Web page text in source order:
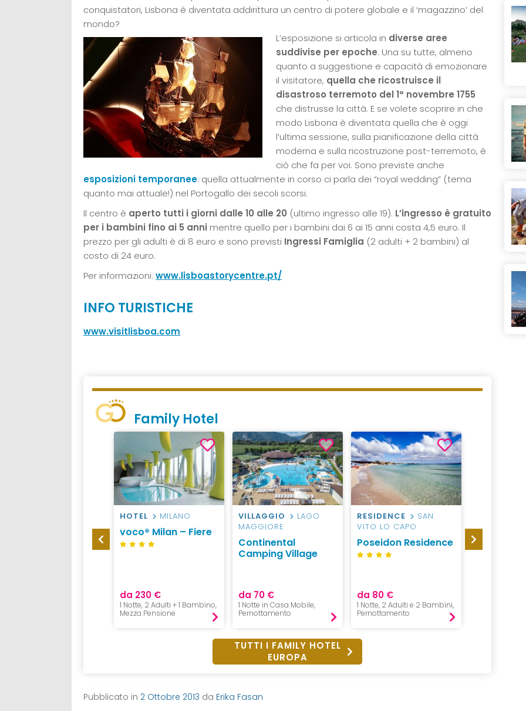
conquistatori, Lisbona è diventata addirittura un centro di potere globale e il ‘magazzino’ del
mondo?
L’esposizione si articola in diverse aree
suddivise per epoche. Una su tutte, almeno
quanto a suggestione e capacità di emozionare
il visitatore, quella che ricostruisce il
disastroso terremoto del 1° novembre 1755
che distrusse la città. E se volete scoprire in che
modo Lisbona è diventata quella che è oggi
l’ultima sessione, sulla pianificazione della città
moderna e sulla ricostruzione post-terremoto, è
ciò che fa per voi. Sono previste anche
esposizioni temporanee: quella attualmente in corso ci parla dei “royal wedding” (tema
quanto mai attuale!) nel Portogallo dei secoli scorsi.
Il centro è aperto tutti i giorni dalle 10 alle 20 (ultimo ingresso alle 19). L’ingresso è gratuito
per i bambini fino ai 5 anni mentre quello per i bambini dai 6 ai 15 anni costa 4,5 euro. Il
prezzo per gli adulti è di 8 euro e sono previsti Ingressi Famiglia (2 adulti + 2 bambini) al
costo di 24 euro.
Per informazioni: www.lisboastorycentre.pt/
INFO TURISTICHE
www.visitlisboa.com
Family Hotel
HOTEL MILANO
voco® Milan – Fiere
da 230 €
1 Notte, 2 Adulti + 1 Bambino,
Mezza Pensione
VILLAGGIO
LAGO
MAGGIORE
Continental
Camping Village
da 70 €
1 Notte in Casa Mobile,
Pernottamento
RESIDENCE
SAN
VITO LO CAPO
Poseidon Residence
da 80 €
1 Notte, 2 Adulti e 2 Bambini,
Pernottamento
DINTORNI
Hotel
(Schenna
TUTTI I FAMILY HOTEL
EUROPA
Pubblicato in 2 Ottobre 2013 da Erika Fasan